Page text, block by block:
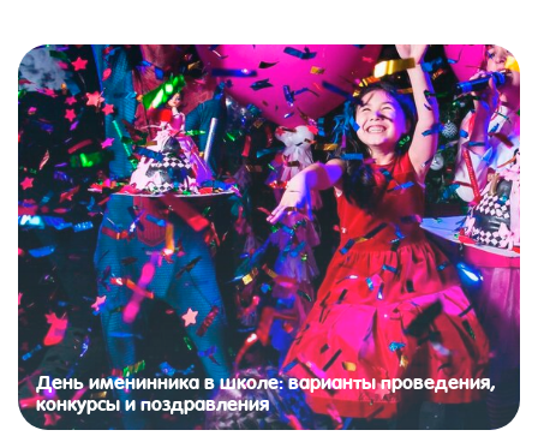
День именинника в школе: варианты проведения,
конкурсы и поздравления